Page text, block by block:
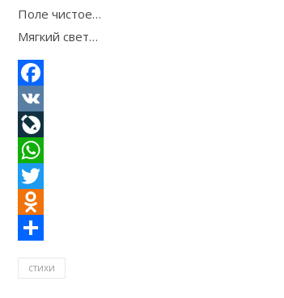
Поле чистое…
Мягкий свет…
Facebook
VK
LiveJournal
WhatsApp
Twitter
Odnoklassniki
стихи